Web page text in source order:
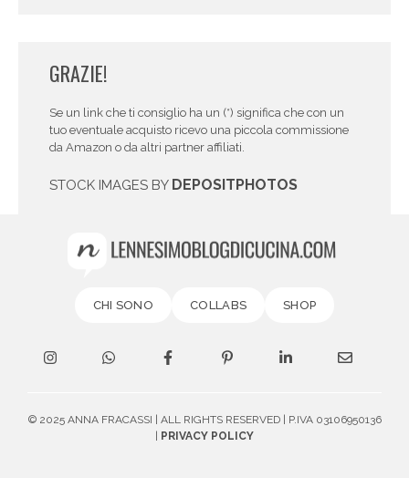
GRAZIE!
Se un link che ti consiglio ha un (*) significa che con un
tuo eventuale acquisto ricevo una piccola commissione
da Amazon o da altri partner affiliati.
STOCK IMAGES BY DEPOSITPHOTOS
CHI SONO COLLABS SHOP
© 2025 ANNA FRACASSI | ALL RIGHTS RESERVED | P.IVA 03106950136
| PRIVACY POLICY